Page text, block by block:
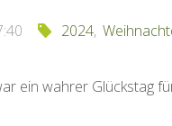
2024,
ein wahrer Glückstag